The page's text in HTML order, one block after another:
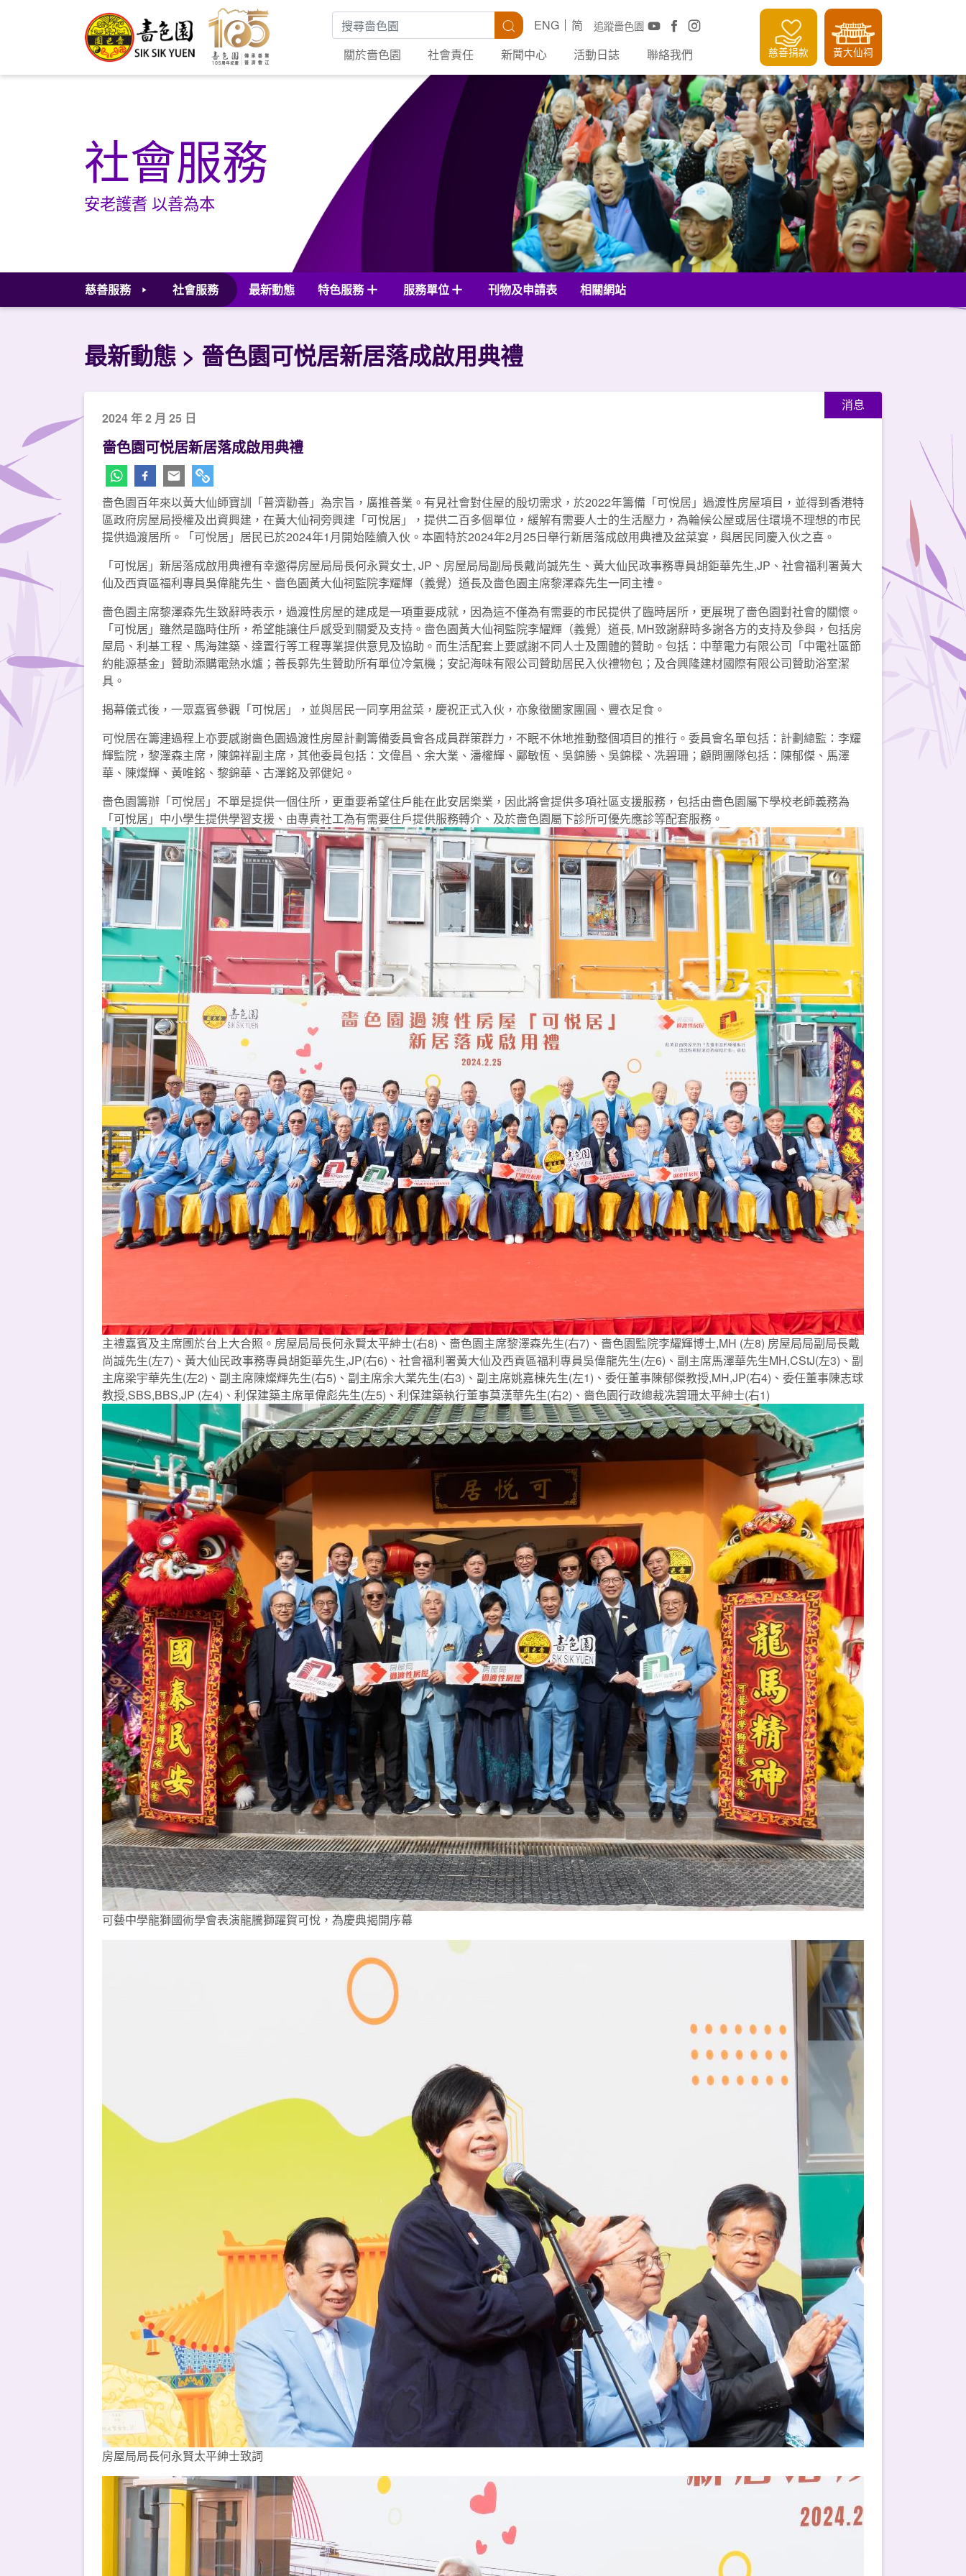
搜尋關鍵字 搜尋 追蹤嗇色園
ENG
简
關於嗇色園
社會責任 新聞中心 活動日誌 聯絡我們 慈善捐款 黃大仙祠
社會服務
安老護耆 以善為本
慈善服務 社會服務 最新動態 特色服務 服務單位 刊物及申請表 相關網站
最新動態 嗇色園可悦居新居落成啟用典禮
消息
2024 年 2 月 25 日
嗇色園可悦居新居落成啟用典禮
嗇色園百年來以黃大仙師寶訓「普濟勸善」為宗旨，廣推善業。有見社會對住屋的殷切需求，於2022年籌備「可悅居」過渡性房屋項目，並得到香港特
區政府房屋局授權及出資興建，在黃大仙祠旁興建「可悅居」，提供二百多個單位，緩解有需要人士的生活壓力，為輪候公屋或居住環境不理想的市民
提供過渡居所。「可悅居」居民已於2024年1月開始陸續入伙。本園特於2024年2月25日舉行新居落成啟用典禮及盆菜宴，與居民同慶入伙之喜。
「可悅居」新居落成啟用典禮有幸邀得房屋局局長何永賢女士, JP、房屋局局副局長戴尚誠先生、黃大仙民政事務專員胡鉅華先生,JP、社會福利署黃大
仙及西貢區福利專員吳偉龍先生、嗇色園黃大仙祠監院李耀輝（義覺）道長及嗇色園主席黎澤森先生一同主禮。
嗇色園主席黎澤森先生致辭時表示，過渡性房屋的建成是一項重要成就，因為這不僅為有需要的市民提供了臨時居所，更展現了嗇色園對社會的關懷。
「可悅居」雖然是臨時住所，希望能讓住戶感受到關愛及支持。嗇色園黃大仙祠監院李耀輝（義覺）道長, MH致謝辭時多謝各方的支持及參與，包括房
屋局、利基工程、馬海建築、達置行等工程專業提供意見及協助。而生活配套上要感謝不同人士及團體的贊助。包括：中華電力有限公司「中電社區節
約能源基金」贊助添購電熱水爐；善長郭先生贊助所有單位冷氣機；安記海味有限公司贊助居民入伙禮物包；及合興隆建材國際有限公司贊助浴室潔
具。
揭幕儀式後，一眾嘉賓參觀「可悅居」，並與居民一同享用盆菜，慶祝正式入伙，亦象徵闔家團圓、豐衣足食。
可悅居在籌䢖過程上亦要感謝嗇色園過渡性房屋計劃籌備委員會各成員群策群力，不眠不休地推動整個項目的推行。委員會名單包括：計劃總監：李耀
輝監院，黎澤森主席，陳錦祥副主席，其他委員包括：文偉昌、余大業、潘權輝、鄺敏恆、吳錦勝、吳錦樑、冼碧珊；顧問團隊包括：陳郁傑、馬澤
華、陳燦輝、黃唯銘、黎錦華、古澤銘及郭健妃。
嗇色園籌辦「可悅居」不單是提供一個住所，更重要希望住戶能在此安居樂業，因此將會提供多項社區支援服務，包括由嗇色園屬下學校老師義務為
「可悅居」中小學生提供學習支援、由專責社工為有需要住戶提供服務轉介、及於嗇色園屬下診所可優先應診等配套服務。
主禮嘉賓及主席圑於台上大合照。房屋局局長何永賢太平紳士(右8)、嗇色園主席黎澤森先生(右7)、嗇色園監院李耀輝博士,MH (左8) 房屋局局副局長戴
尚誠先生(左7)、黃大仙民政事務專員胡鉅華先生,JP(右6)、社會福利署黃大仙及西貢區福利專員吳偉龍先生(左6)、副主席馬澤華先生MH,CStJ(左3)、副
主席梁宇華先生(左2)、副主席陳燦輝先生(右5)、副主席余大業先生(右3)、副主席姚嘉棟先生(左1)、委任董事陳郁傑教授,MH,JP(右4)、委任董事陳志球
教授,SBS,BBS,JP (左4)、利保建築主席單偉彪先生(左5)、利保建築執行董事莫漢華先生(右2)、嗇色園行政總裁冼碧珊太平紳士(右1)
可藝中學龍獅國術學會表演龍騰獅躍賀可悅，為慶典揭開序幕
房屋局局長何永賢太平紳士致詞